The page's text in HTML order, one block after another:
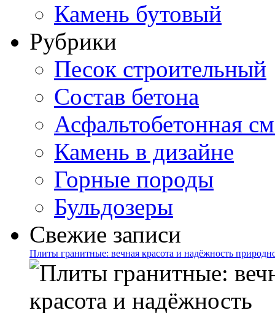
Камень бутовый
Рубрики
Песок строительный
Состав бетона
Асфальтобетонная
Камень в дизайне
Горные породы
Бульдозеры
Свежие записи
Плиты гранитные: вечная красота и надёжность